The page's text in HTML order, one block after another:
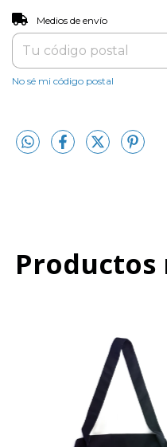
Entregas para el CP:
Medios de envío
No sé mi código postal